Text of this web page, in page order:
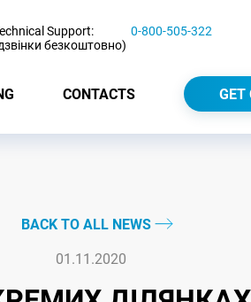
Support:
безкоштовно)
0-800-505-322
CONTACTS GET
BACK TO ALL NEWS
01.11.2020